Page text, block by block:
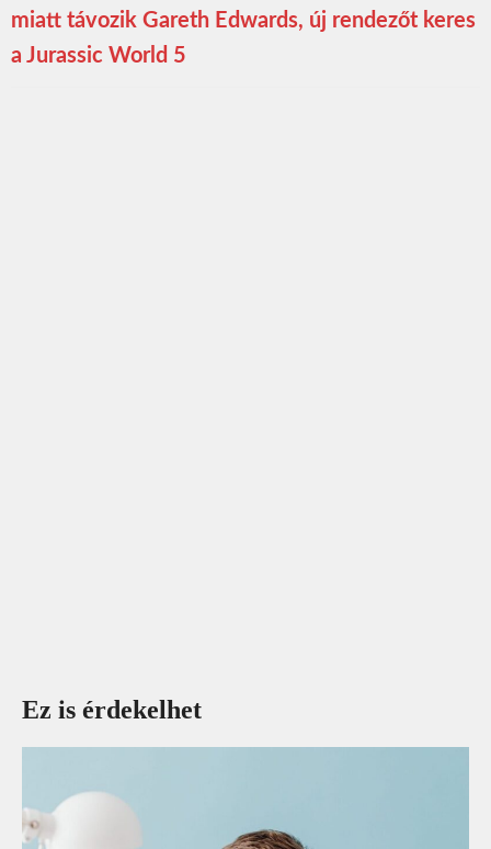
miatt távozik Gareth Edwards, új rendezőt keres
a Jurassic World 5
Ez is érdekelhet